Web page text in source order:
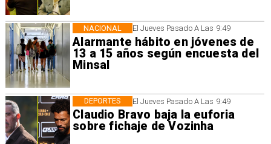
El Jueves Pasado A Las 9:49
Alarmante hábito en jóvenes de
13 a 15 años según encuesta del
Minsal
NACIONAL
El Jueves Pasado A Las 9:49
Claudio Bravo baja la euforia
sobre fichaje de Vozinha
DEPORTES